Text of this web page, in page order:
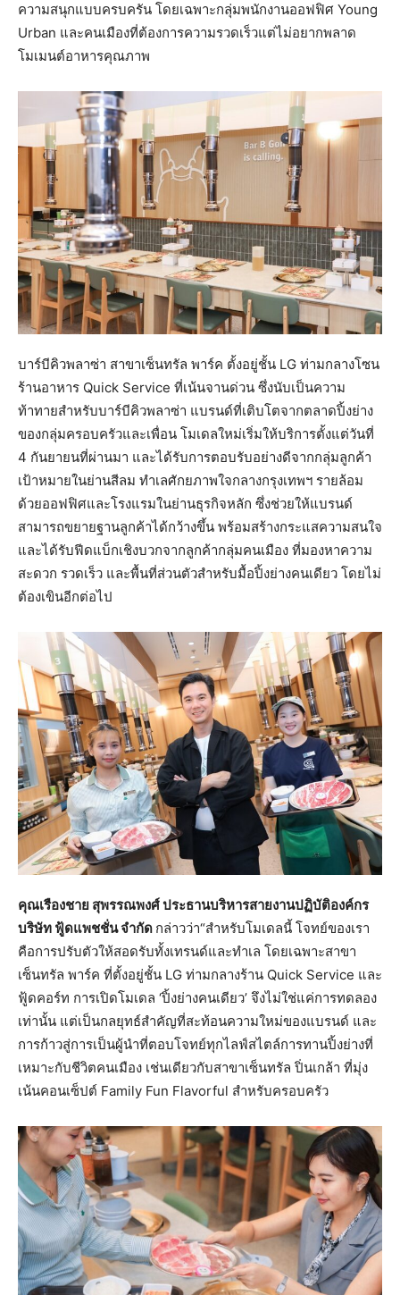
ความสนุกแบบครบครัน โดยเฉพาะกลุ่มพนักงานออฟฟิศ Young
Urban และคนเมืองที่ต้องการความรวดเร็วแต่ไม่อยากพลาด
โมเมนต์อาหารคุณภาพ
บาร์บีคิวพลาซ่า สาขาเซ็นทรัล พาร์ค ตั้งอยู่ชั้น LG ท่ามกลางโซน
ร้านอาหาร Quick Service ที่เน้นจานด่วน ซึ่งนับเป็นความ
ท้าทายสำหรับบาร์บีคิวพลาซ่า แบรนด์ที่เติบโตจากตลาดปิ้งย่าง
ของกลุ่มครอบครัวและเพื่อน โมเดลใหม่เริ่มให้บริการตั้งแต่วันที่
4 กันยายนที่ผ่านมา และได้รับการตอบรับอย่างดีจากกลุ่มลูกค้า
เป้าหมายในย่านสีลม ทำเลศักยภาพใจกลางกรุงเทพฯ รายล้อม
ด้วยออฟฟิศและโรงแรมในย่านธุรกิจหลัก ซึ่งช่วยให้แบรนด์
สามารถขยายฐานลูกค้าได้กว้างขึ้น พร้อมสร้างกระแสความสนใจ
และได้รับฟีดแบ็กเชิงบวกจากลูกค้ากลุ่มคนเมือง ที่มองหาความ
สะดวก รวดเร็ว และพื้นที่ส่วนตัวสำหรับมื้อปิ้งย่างคนเดียว โดยไม่
ต้องเขินอีกต่อไป
คุณเรืองชาย สุพรรณพงศ์ ประธานบริหารสายงานปฏิบัติองค์กร
บริษัท ฟู้ดแพชชั่น จำกัด กล่าวว่า“สำหรับโมเดลนี้ โจทย์ของเรา
คือการปรับตัวให้สอดรับทั้งเทรนด์และทำเล โดยเฉพาะสาขา
เซ็นทรัล พาร์ค ที่ตั้งอยู่ชั้น LG ท่ามกลางร้าน Quick Service และ
ฟู้ดคอร์ท การเปิดโมเดล ‘ปิ้งย่างคนเดียว’ จึงไม่ใช่แค่การทดลอง
เท่านั้น แต่เป็นกลยุทธ์สำคัญที่สะท้อนความใหม่ของแบรนด์ และ
การก้าวสู่การเป็นผู้นำที่ตอบโจทย์ทุกไลฟ์สไตล์การทานปิ้งย่างที่
เหมาะกับชีวิตคนเมือง เช่นเดียวกับสาขาเซ็นทรัล ปิ่นเกล้า ที่มุ่ง
เน้นคอนเซ็ปต์ Family Fun Flavorful สำหรับครอบครัว